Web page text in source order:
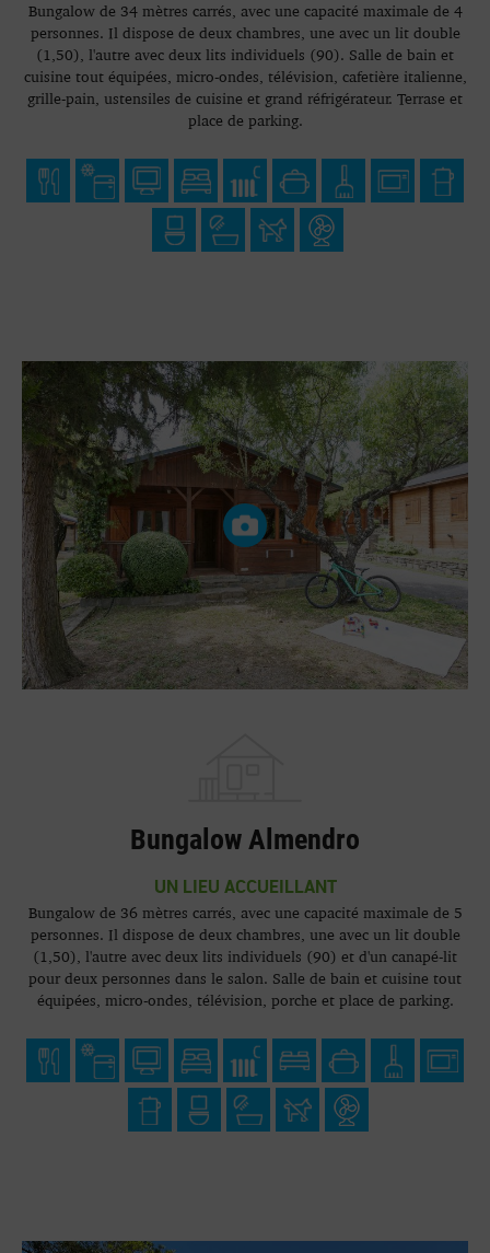
Bungalow de 34 mètres carrés, avec une capacité maximale de 4
personnes. Il dispose de deux chambres, une avec un lit double
(1,50), l'autre avec deux lits individuels (90). Salle de bain et
cuisine tout équipées, micro-ondes, télévision, cafetière italienne,
grille-pain, ustensiles de cuisine et grand réfrigérateur. Terrase et
place de parking.
Bungalow Almendro
UN LIEU ACCUEILLANT
Bungalow de 36 mètres carrés, avec une capacité maximale de 5
personnes. Il dispose de deux chambres, une avec un lit double
(1,50), l'autre avec deux lits individuels (90) et d'un canapé-lit
pour deux personnes dans le salon. Salle de bain et cuisine tout
équipées, micro-ondes, télévision, porche et place de parking.